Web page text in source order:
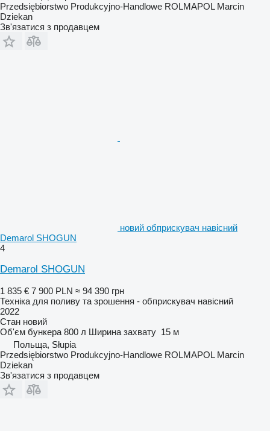
Przedsiębiorstwo Produkcyjno-Handlowe ROLMAPOL Marcin
Dziekan
Зв'язатися з продавцем
новий обприскувач навісний
Demarol SHOGUN
4
Demarol SHOGUN
1 835 € 7 900 PLN ≈ 94 390 грн
Техніка для поливу та зрошення - обприскувач навісний
2022
Стан новий
Об'єм бункера 800 л Ширина захвату 15 м
Польща, Słupia
Przedsiębiorstwo Produkcyjno-Handlowe ROLMAPOL Marcin
Dziekan
Зв'язатися з продавцем